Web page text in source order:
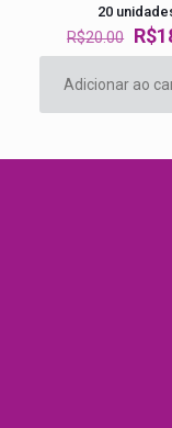
20
R$20.00 O
era:
R$
Adicionar ao